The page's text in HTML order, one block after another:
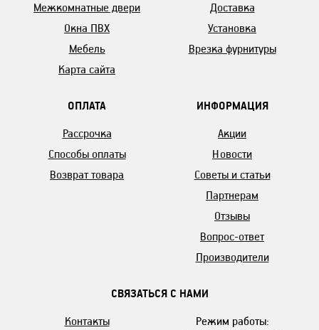
Межкомнатные двери
Окна ПВХ
Мебель
Карта сайта
Доставка
Установка
Врезка фурнитуры
ОПЛАТА
Рассрочка
Способы оплаты
Возврат товара
ИНФОРМАЦИЯ
Акции
Новости
Советы и статьи
Партнерам
Отзывы
Вопрос-ответ
Производители
СВЯЗАТЬСЯ С НАМИ
Контакты
Режим работы: